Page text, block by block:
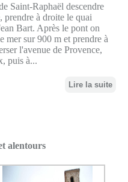
Saint-Raphaël descendre
prendre à droite le quai
Bart. Après le pont on
mer sur 900 m et prendre à
l'avenue de Provence,
puis à...
Lire la suite
alentours